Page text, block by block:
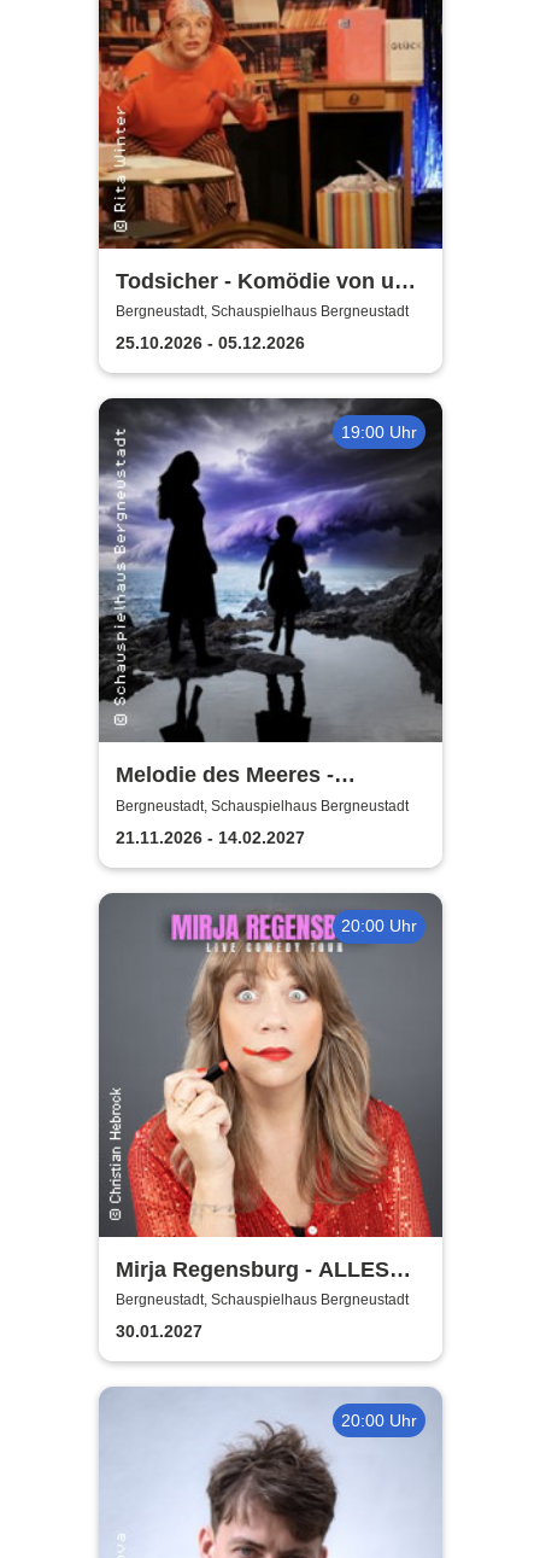
Todsicher - Komödie von und
mit Rita Winter
Bergneustadt, Schauspielhaus Bergneustadt
25.10.2026 - 05.12.2026
19:00 Uhr
Melodie des Meeres -
Schauspielhaus
Bergneustadt
Bergneustadt, Schauspielhaus Bergneustadt
21.11.2026 - 14.02.2027
20:00 Uhr
Mirja Regensburg - ALLES
WIRD GUT!
Bergneustadt, Schauspielhaus Bergneustadt
30.01.2027
20:00 Uhr